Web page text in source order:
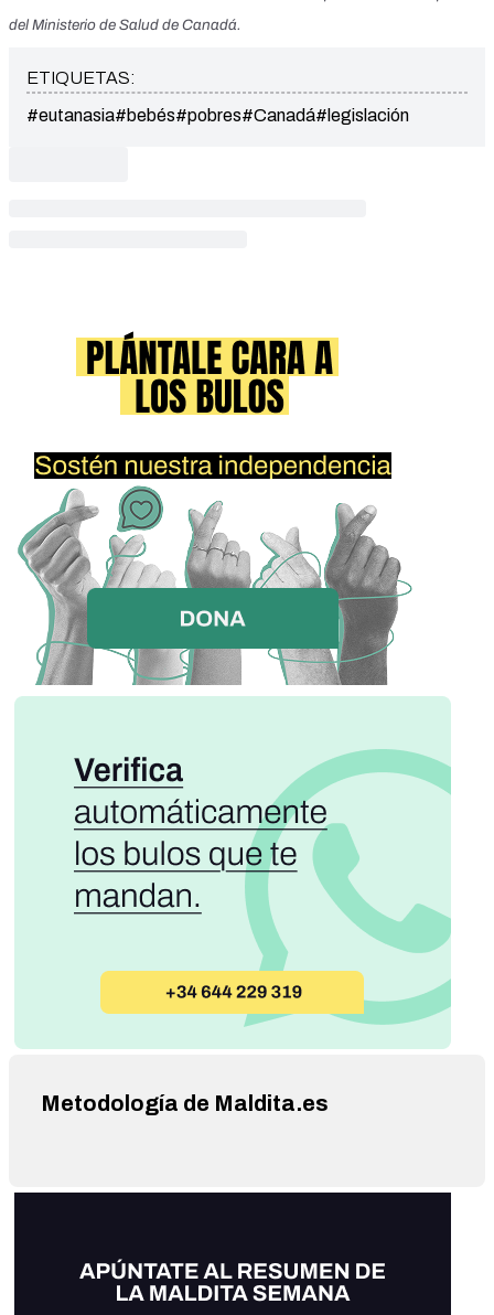
del Ministerio de Salud de Canadá.
ETIQUETAS:
#eutanasia#bebés#pobres#Canadá#legislación
Metodología de Maldita.es